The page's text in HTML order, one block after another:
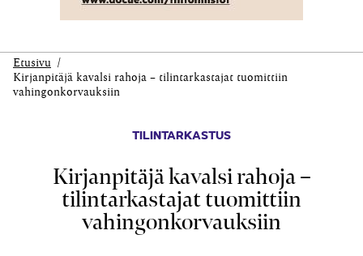
Etusivu
Kirjanpitäjä kavalsi rahoja – tilintarkastajat tuomittiin
vahingonkorvauksiin
TILINTARKASTUS
Kirjanpitäjä kavalsi rahoja –
tilintarkastajat tuomittiin
vahingonkorvauksiin